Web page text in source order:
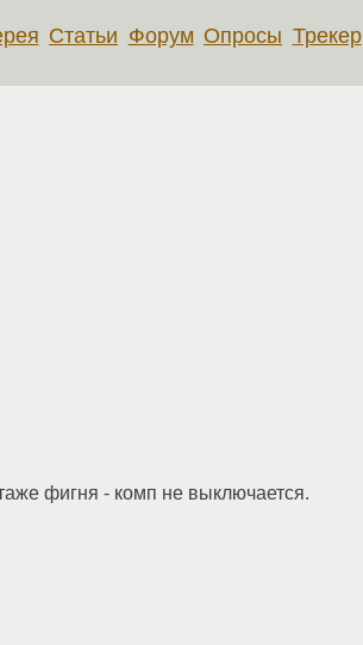
Статьи Форум Опросы Трекер
фигня - комп не выключается.